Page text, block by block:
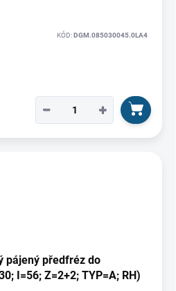
KÓD:DGM.085030045.0LA4
+
−
pájený předfréz do
I=56; Z=2+2; TYP=A; RH)